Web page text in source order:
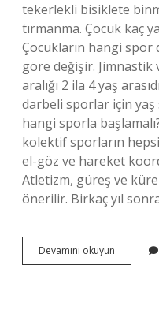
tekerlekli bisiklete
tırmanma. Çocuk kaç
Çocukların hangi spor
göre değişir. Jimnastik
aralığı 2 ila 4 yaş
darbeli sporlar için yaş
hangi sporla
kolektif sporların
el-göz ve hareket
Atletizm, güreş ve
önerilir. Birkaç yıl
Devamını okuyun
Yaş